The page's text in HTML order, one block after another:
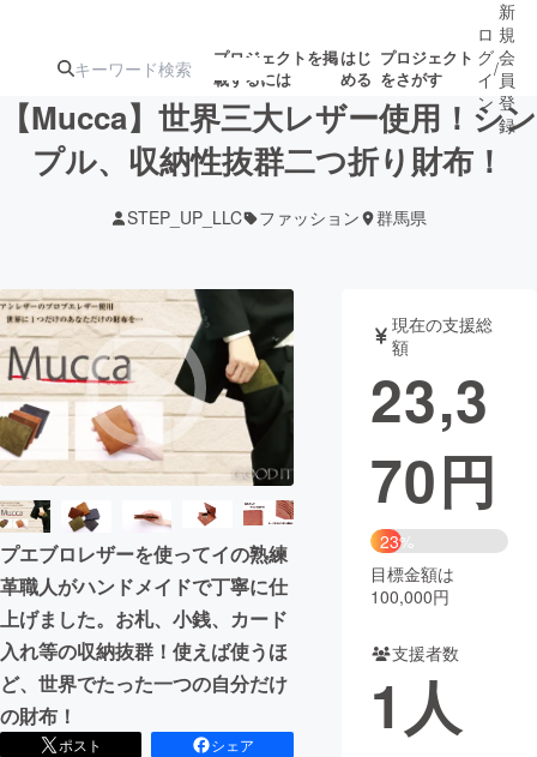
プロジェクトを掲
載するには
はじ
める
プロジェクト
をさがす
ターン
ジェクト
ロジェクト
アート・写真 音楽
テクノロジー・ガジェット ゲーム・
映像・映画 書籍・雑誌
ビジネス・起業 チャレンジ
まちづくり・地域活性化
CAMPFIRE for Social Good
CAMPFIRE Creation
CAMPFIREふるさと納税machi-ya コミュニティ
ロ
グ
イ
ン
/
新
規
会
員
登
録
【Mucca】世界三大レザー使用！シン
プル、収納性抜群二つ折り財布！
STEP_UP_LLC ファッション 群馬県
プエブロレザーを使ってイの熟練
革職人がハンドメイドで丁寧に仕
上げました。お札、小銭、カード
入れ等の収納抜群！使えば使うほ
ど、世界でたった一つの自分だけ
の財布！
ポスト
シェア
現在の支援総
額
23,3
70円
23%
目標金額は
100,000円
支援者数
1人